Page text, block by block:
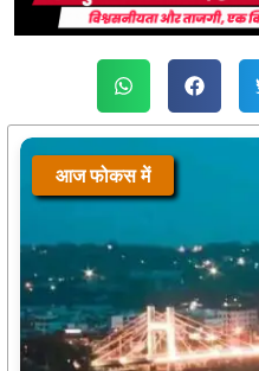
आज फोकस में